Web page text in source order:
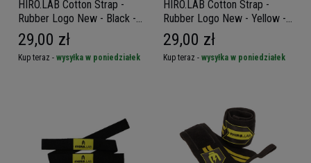
HIRO.LAB Cotton Strap -
Rubber Logo New - Black -
Paski do podnoszenia
ciężarów
29,00 zł
Kup teraz - wysyłka w poniedziałek
HIRO.LAB Cotton Strap -
Rubber Logo New - Yellow -
Paski do podnoszenia
ciężarów
29,00 zł
Kup teraz - wysyłka w poniedziałek